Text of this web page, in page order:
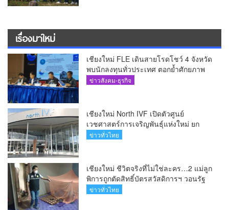
เรื่องมาใหม่
เชียงใหม่ FLE เดินสายโรดโชว์ 4 จังหวัด
พบนักลงทุนทั่วประเทศ ตอกย้ำศักยภาพ
ผู้นำธุรกิจระบบน้ำครบวงจร(คลิป)
ข่าวสังคม-ธุรกิจ
เชียงใหม่ North IVF เปิดตัวศูนย์
เวชศาสตร์การเจริญพันธุ์แห่งใหม่ ยก
ระดับเชียงใหม่สู่ ศูนย์กลางการรักษาผู้มี
ข่าวทั่วไทย
เชียงใหม่ ชีวิตจริงที่ไม่ใช่ละคร…2 แม่ลูก
พิการถูกตัดสิทธิ์บัตรสวัสดิการฯ วอนรัฐ
ทบทวนเกณฑ์ช่วยคนจน(คลิป)
ข่าวทั่วไทย